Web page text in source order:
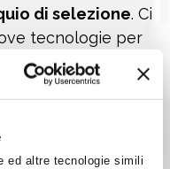
ed altre tecnologie simili
di selezione. Ci
tecnologie per
professioni del